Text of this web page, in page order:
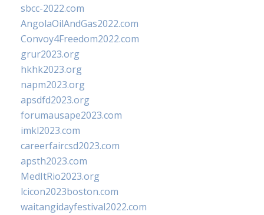
sbcc-2022.com
AngolaOilAndGas2022.com
Convoy4Freedom2022.com
grur2023.org
hkhk2023.org
napm2023.org
apsdfd2023.org
forumausape2023.com
imkl2023.com
careerfaircsd2023.com
apsth2023.com
MedItRio2023.org
lcicon2023boston.com
waitangidayfestival2022.com